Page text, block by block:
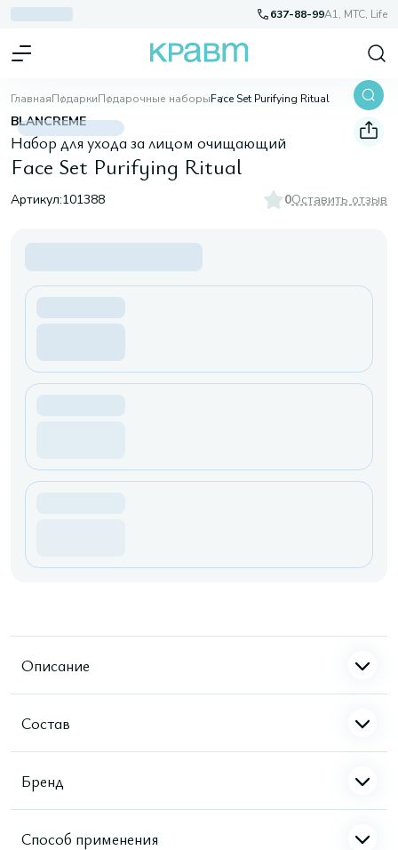
637-88-99A1, МТС, Life
ГлавнаяПодаркиПодарочные наборыFace Set Purifying Ritual
BLANCREME
Набор для ухода за лицом очищающий
Face Set Purifying Ritual
Артикул:101388 0Оставить отзыв
Описание
Состав
Бренд
Способ применения